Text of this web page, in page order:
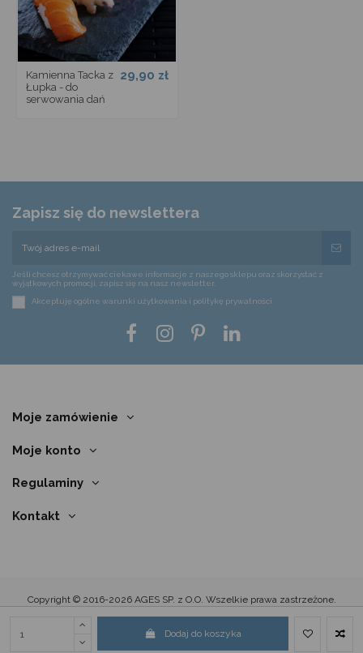
Dodaj do koszyka
Kamienna Tacka z
Łupka - do
serwowania dań
29,90 zł
Zapisz się do newslettera
Jeśli chcesz otrzymywać ciekawe informacje z naszego sklepu oraz skorzystać z
wyjątkowych promocji, zapisz się na nasz newsletter.
Akceptuję ogólne warunki użytkowania i politykę prywatności
Moje zamówienie
Moje konto
Regulaminy
Kontakt
Copyright © 2016-2026 AGES SP. z O.O. Wszelkie prawa zastrzeżone.